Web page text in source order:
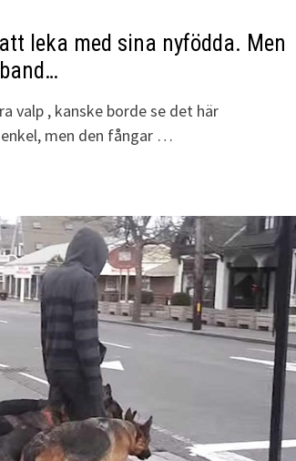
leka med sina nyfödda. Men
valp , kanske borde se det här
men den fångar …